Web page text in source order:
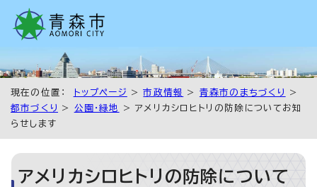
現在の位置： トップページ >市政情報 > 青森市のまちづくり
>
都市づくり
> 公園・緑地
> アメリカシロヒトリの防除についてお知
らせします
アメリカシロヒトリの防除について